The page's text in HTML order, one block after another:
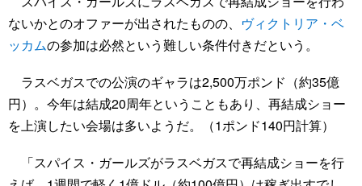
ないかとのオファーが出されたものの、 ヴィクトリア・ベ
ッカムの参加は必然という難しい条件付きだという。
ラスベガスでの公演のギャラは2,500万ポンド（約35億
円）。今年は結成20周年ということもあり、再結成ショー
を上演したい会場は多いようだ。（1ポンド140円計算）
「スパイス・ガールズがラスベガスで再結成ショーを行